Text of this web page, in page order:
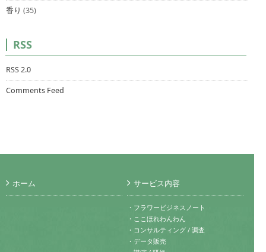
香り (35)
RSS
RSS 2.0
Comments Feed
ホーム サービス内容
・フラワービジネスノート
・ここほれわんわん
・コンサルティング / 調査
・データ販売